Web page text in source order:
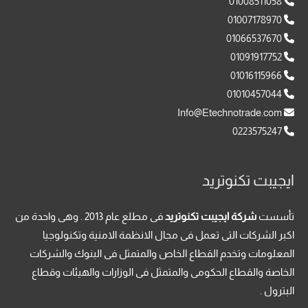
01007178970
01066537670
01091917752
01016115966
01010457044
0223575247
ايجيبت تكنوتريد
تأسست شركة ايجيبت تكنوتريد
فى مطلع عام 2013 . وهى واحدة من
اكبر الشركات التى تعمل فى مجال الانظمة الامنية وتكنولوجيا
المعلومات وتخدم القطاع الخاص والمتمثل فى البنوك والشركات
الخاصة والقطاع الحكومى والمتمثل فى الوزارات والهيئات وقطاع
البترول .